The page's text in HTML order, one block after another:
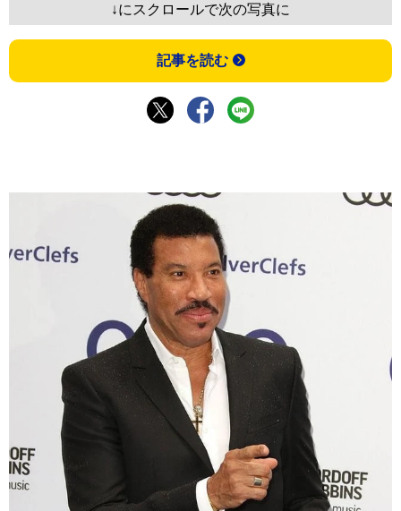
↓にスクロールで次の写真に
記事を読む